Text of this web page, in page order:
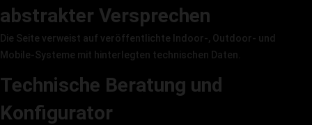
abstrakter Versprechen
Die Seite verweist auf veröffentlichte Indoor-, Outdoor- und
Mobile-Systeme mit hinterlegten technischen Daten.
Technische Beratung und
Konfigurator